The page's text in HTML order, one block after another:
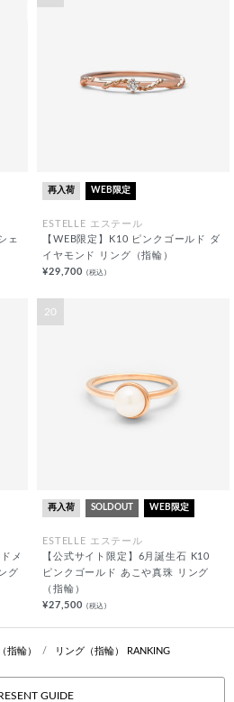
ェ
再入荷 WEB限定
ESTELLE エステール
【WEB限定】K10 ピンクゴールド ダ
イヤモンド リング（指輪）
¥29,700 (税込)
メ
グ
20
再入荷 SOLDOUT WEB限定
ESTELLE エステール
【公式サイト限定】6月誕生石 K10
ピンクゴールド あこや真珠 リング
（指輪）
¥27,500 (税込)
指輪） リング（指輪） RANKING
GUIDE